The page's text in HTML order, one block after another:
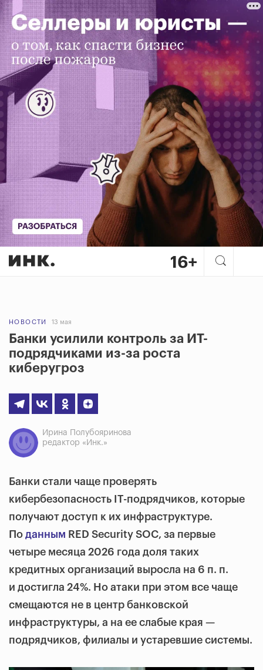
НОВОСТИ 13 мая
Банки усилили контроль за ИТ-
подрядчиками из-за роста
киберугроз
Ирина Полубояринова
редактор «Инк.»
Банки стали чаще проверять
кибербезопасность IT-подрядчиков, которые
получают доступ к их инфраструктуре.
По данным RED Security SOC, за первые
четыре месяца 2026 года доля таких
кредитных организаций выросла на 6 п. п.
и достигла 24%. Но атаки при этом все чаще
смещаются не в центр банковской
инфраструктуры, а на ее слабые края —
подрядчиков, филиалы и устаревшие системы.